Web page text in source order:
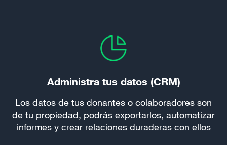
Administra tus datos (CRM)
Los datos de tus donantes o colaboradores son
de tu propiedad, podrás exportarlos, automatizar
informes y crear relaciones duraderas con ellos